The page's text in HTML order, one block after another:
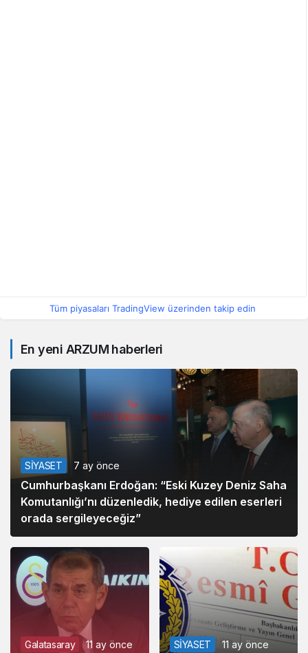
Tüm piyasaları TradingView üzerinden takip edin
En yeni ARZUM haberleri
SİYASET 7 ay önce
Cumhurbaşkanı Erdoğan: “Eski Kuzey Deniz Saha
Komutanlığı’nı düzenledik, hediye edilen eserleri
orada sergileyeceğiz”
Galatasaray 11 ay önce SİYASET 11 ay önce